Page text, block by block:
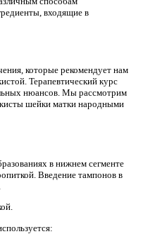
входящие в
которые рекомендует нам
Терапевтический курс
нюансов. Мы рассмотрим
шейки матки народными
в нижнем сегменте
Введение тампонов в